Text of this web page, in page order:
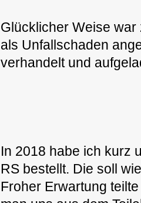
Glücklicher Weise
als Unfallschaden
verhandelt und
In 2018 habe ich kurz
RS bestellt. Die soll
Froher Erwartung teilte